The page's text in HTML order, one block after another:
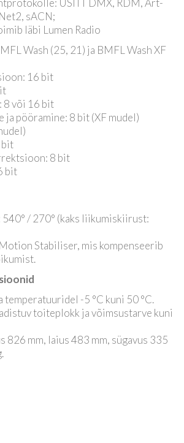
USITT DMX, RDM, Art-
sACN;
läbi Lumen Radio
Wash (25, 21) ja BMFL Wash XF
16 bit
8 või 16 bit
ja pööramine: 8 bit (XF mudel)
bit
8 bit
bit
/ 270° (kaks liikumiskiirust:
Stabiliser, mis kompenseerib
temperatuuridel -5 °C kuni 50 °C.
toiteplokk ja võimsustarve kuni
826 mm, laius 483 mm, sügavus 335